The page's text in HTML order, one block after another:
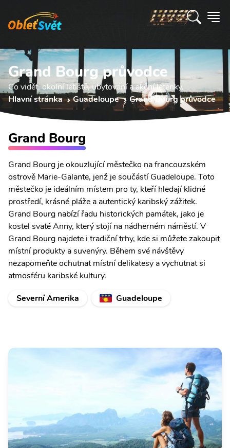
Grand Bourg průvodce
Co vidět, okolní letiště, ubytování a akční letenky.
Hlavní stránka
Guadeloupe Grand Bourg průvodce
Grand Bourg
Grand Bourg je okouzlující městečko na francouzském
ostrově Marie-Galante, jenž je součástí Guadeloupe. Toto
městečko je ideálním místem pro ty, kteří hledají klidné
prostředí, krásné pláže a autentický karibský zážitek.
Grand Bourg nabízí řadu historických památek, jako je
kostel svaté Anny, který stojí na nádherném náměstí. V
Grand Bourg najdete i tradiční trhy, kde si můžete zakoupit
místní produkty a suvenýry. Během své návštěvy
nezapomeňte ochutnat místní delikatesy a vychutnat si
atmosféru karibské kultury.
Severní Amerika
Guadeloupe